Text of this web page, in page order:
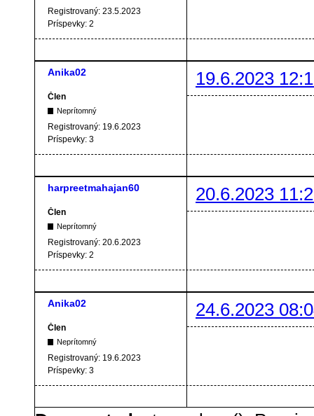
Registrovaný: 23.5.2023
Príspevky: 2
Anika02 19.6.2023
Člen
Neprítomný
Registrovaný: 19.6.2023
Príspevky: 3
harpreetmahajan60 20.6.2023
Člen
Neprítomný
Registrovaný: 20.6.2023
Príspevky: 2
Anika02 24.6.2023
Člen
Neprítomný
Registrovaný: 19.6.2023
Príspevky: 3